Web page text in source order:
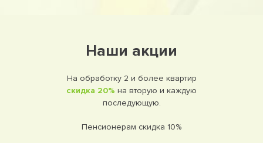
Наши акции
На обработку 2 и более квартир
скидка 20% на вторую и каждую
последующую.
Пенсионерам скидка 10%